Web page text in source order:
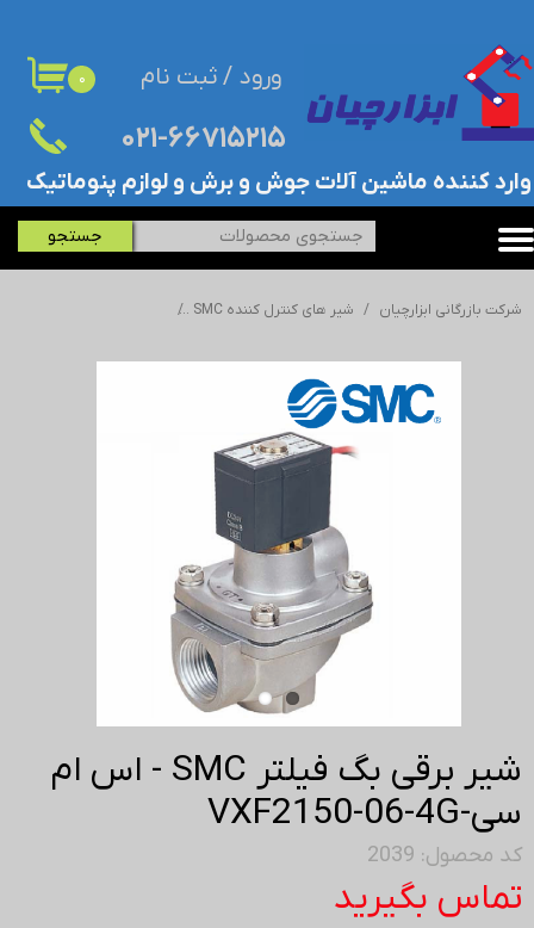
۰۲۱-۶۶۷۱۵۲۱۵​​​​​​​
جستجو
۰
​وارد کننده ماشین آلات جوش و برش و لوازم پنوماتیک
ورود / ثبت نام
حساب کاربری من
تغییر گذر واژه
خروج از حساب کاربری
شرکت بازرگانی ابزارچیان شیر های کنترل کننده SMC
شیر برقی بگ فیلتر SMC - اس ام
سی-VXF2150-06-4G
کد محصول: 2039
تماس بگیرید